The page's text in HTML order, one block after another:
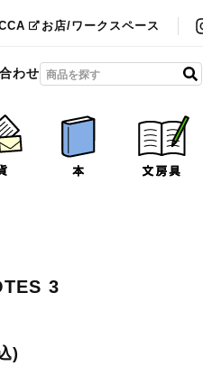
お店/ワークスペース
わせ
3
)